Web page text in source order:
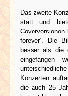
Das zweite
statt und
Coverversionen
forever‘. Die
besser als die
eingefangen
Konzerten
die auch 25